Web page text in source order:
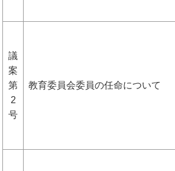
議
案
第
2
号
教育委員会委員の任命について